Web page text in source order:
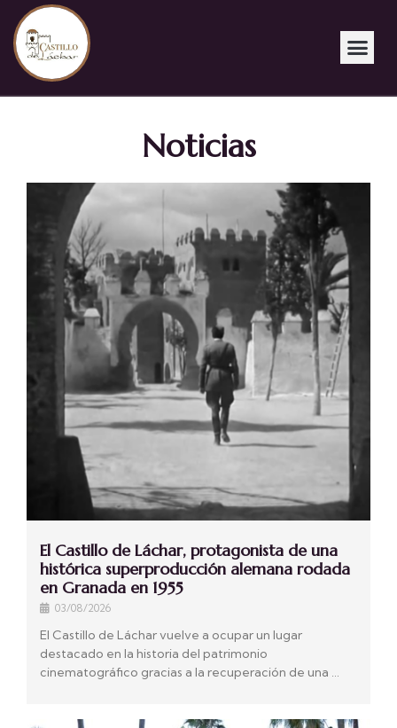
Noticias
El Castillo de Láchar, protagonista de una
histórica superproducción alemana rodada
en Granada en 1955
03/08/2026
El Castillo de Láchar vuelve a ocupar un lugar
destacado en la historia del patrimonio
cinematográfico gracias a la recuperación de una …